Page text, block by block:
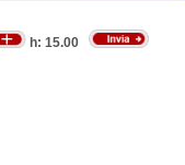
h: 15.00